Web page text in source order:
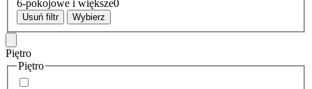
6-pokojowe i większe0
Usuń filtr Wybierz
Piętro
Piętro